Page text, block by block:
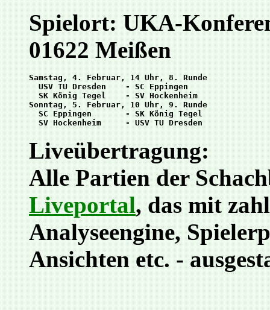
Spielort: UKA-
01622 Meißen
Samstag, 4. Februar, 14 Uhr, 8. Runde
  USV TU Dresden    - SC Eppingen
  SK König Tegel    - SV Hockenheim
Sonntag, 5. Februar, 10 Uhr, 9. Runde
  SC Eppingen       - SK König Tegel
Liveübertragung:
Alle Partien der
Liveportal, das mit
Analyseengine,
Ansichten etc. -